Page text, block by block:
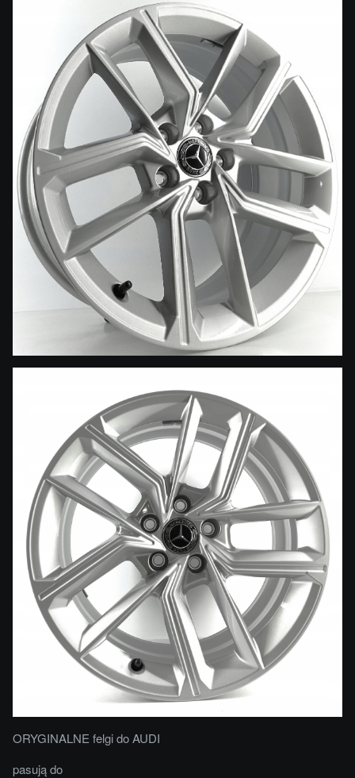
ORYGINALNE felgi do AUDI
pasują do